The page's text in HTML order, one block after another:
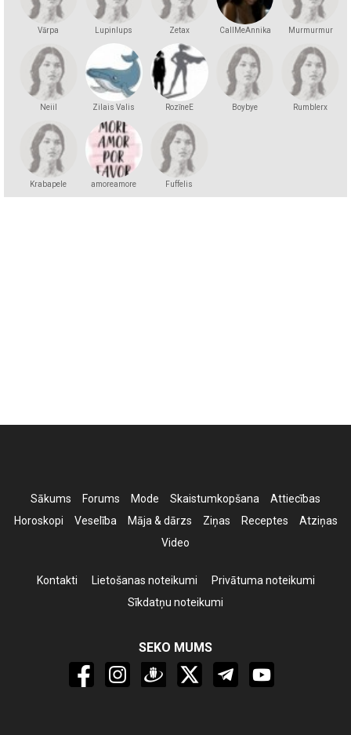
Vārpa Lupinlups Zetax CallMeAnnika Murmurmur
Neiil Zilais Valis RozīneE Boybye Rumblerx
Krabapele amoreamore Fuffelis
Sākums Forums Mode Skaistumkopšana
Attiecības
Horoskopi
Veselība Māja & dārzs Ziņas Receptes
Atziņas
Video
Kontakti Lietošanas noteikumi
Privātuma noteikumi
Sīkdatņu noteikumi
SEKO MUMS